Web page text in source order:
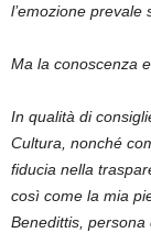
l’emozione prevale
Ma la conoscenza
In qualità di
Cultura, nonché
fiducia nella
così come la mia
Benedittis,